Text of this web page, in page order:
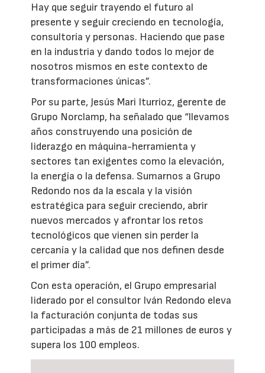
Hay que seguir trayendo el futuro al
presente y seguir creciendo en tecnología,
consultoría y personas. Haciendo que pase
en la industria y dando todos lo mejor de
nosotros mismos en este contexto de
transformaciones únicas”.
Por su parte, Jesús Mari Iturrioz, gerente de
Grupo Norclamp, ha señalado que “llevamos
años construyendo una posición de
liderazgo en máquina-herramienta y
sectores tan exigentes como la elevación,
la energía o la defensa. Sumarnos a Grupo
Redondo nos da la escala y la visión
estratégica para seguir creciendo, abrir
nuevos mercados y afrontar los retos
tecnológicos que vienen sin perder la
cercanía y la calidad que nos definen desde
el primer día”.
Con esta operación, el Grupo empresarial
liderado por el consultor Iván Redondo eleva
la facturación conjunta de todas sus
participadas a más de 21 millones de euros y
supera los 100 empleos.